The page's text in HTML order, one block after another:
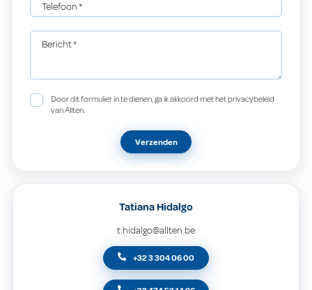
Telefoon*
Bericht*
Door dit formulier in te dienen, ga ik akkoord met het privacybeleid
van Allten.
Verzenden
Tatiana Hidalgo
t.hidalgo@allten.be
+32 3 304 06 00